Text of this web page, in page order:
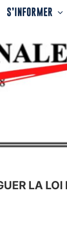
S’INFORMER
LA